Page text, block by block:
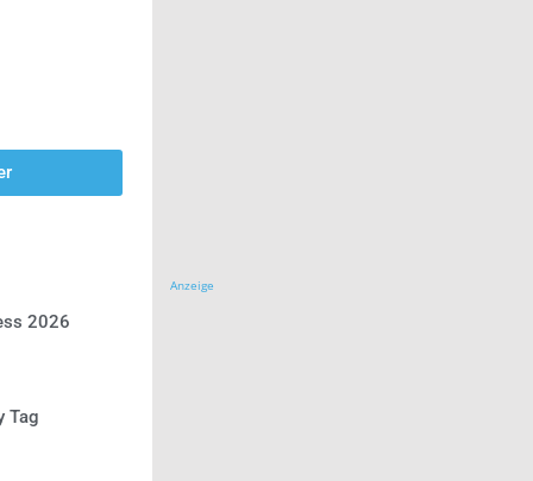
2026
Tag
Anzeige